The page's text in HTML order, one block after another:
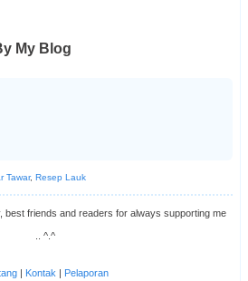
My Blog
Tawar, Resep Lauk
best friends and readers for always supporting me
.. ^.^
| Kontak | Pelaporan